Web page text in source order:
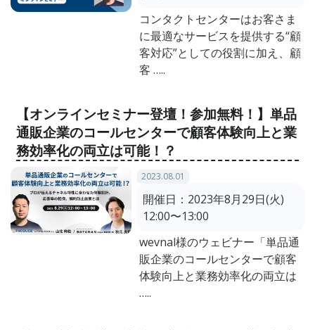
コンタクトセンターはお客さま
に最適なサービスを提供する“顧
客対応”としての役割に加え、顧
客 …..
【オンラインセミナー登壇！参加無料！】単品
通販企業のコールセンターで顧客体験向上と業
務効率化の両立は可能！？
2023.08.01
開催日： 2023年8月29日(火)
12:00〜13:00
wevnal様のウェビナー「単品通
販企業のコールセンターで顧客
体験向上と業務効率化の両立は
…..